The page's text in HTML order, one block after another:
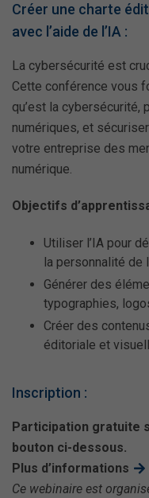
Créer une charte
avec l’aide de l’IA :
La cybersécurité est
Cette conférence vous
qu’est la cybersécurité,
numériques, et
votre entreprise des
numérique.
Objectifs
Utiliser l’IA pour
la personnalité de
Générer des
typographies,
Créer des
éditoriale et
Inscription :
Participation gratuite
bouton ci-dessous.
Plus d’informations
Ce webinaire est